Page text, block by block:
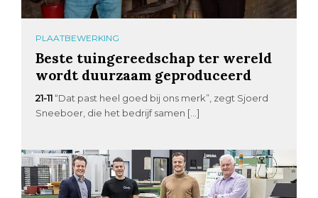
PLAATBEWERKING
Beste tuingereedschap ter wereld
wordt duurzaam geproduceerd
21-11 “Dat past heel goed bij ons merk”, zegt Sjoerd
Sneeboer, die het bedrijf samen […]